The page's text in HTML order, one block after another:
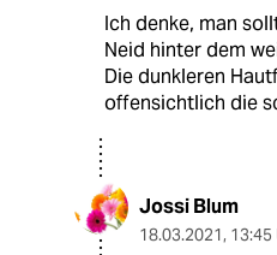
Ich denke, man
Neid hinter dem
Die dunkleren
offensichtlich die
Jossi Blum
18.03.2021, 13:45